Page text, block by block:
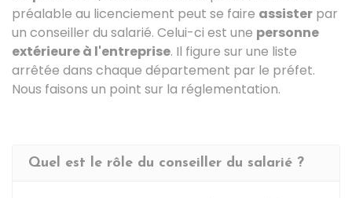
préalable au licenciement peut se faire assister par
un conseiller du salarié. Celui-ci est une personne
extérieure à l'entreprise. Il figure sur une liste
arrêtée dans chaque département par le préfet.
Nous faisons un point sur la réglementation.
Quel est le rôle du conseiller du salarié ?